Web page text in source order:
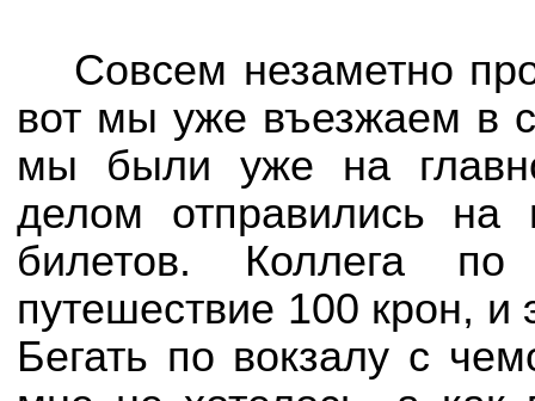
Совсем незаметно
вот мы уже въезжаем в
мы были уже на
делом отправились на
билетов. Коллега
путешествие 100 крон, и
Бегать по вокзалу с